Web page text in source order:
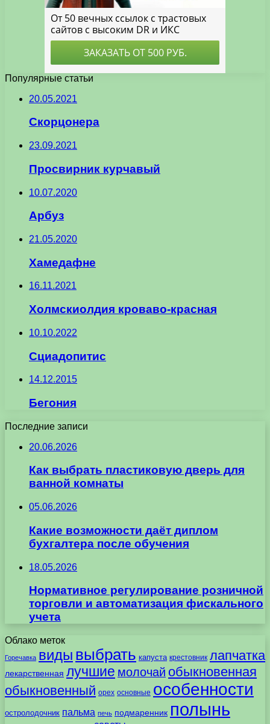
Популярные статьи
20.05.2021
Скорцонера
23.09.2021
Просвирник курчавый
10.07.2020
Арбуз
21.05.2020
Хамедафне
16.11.2021
Холмскиолдия кроваво-красная
10.10.2022
Сциадопитис
14.12.2015
Бегония
Последние записи
20.06.2026
Как выбрать пластиковую дверь для
ванной комнаты
05.06.2026
Какие возможности даёт диплом
бухгалтера после обучения
18.05.2026
Нормативное регулирование розничной
торговли и автоматизация фискального
учета
Облако меток
Горечавка виды выбрать капуста крестовник лапчатка
лекарственная лучшие молочай обыкновенная
обыкновенный орех основные особенности
остролодочник пальма печь подмаренник полынь